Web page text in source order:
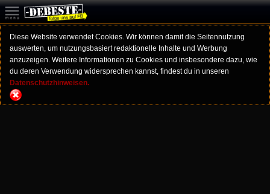
Diese Website verwendet Cookies. Wir können damit die Seitennutzung
auswerten, um nutzungsbasiert redaktionelle Inhalte und Werbung
anzuzeigen. Weitere Informationen zu Cookies und insbesondere dazu, wie
du deren Verwendung widersprechen kannst, findest du in unseren
Datenschutzhinweisen.